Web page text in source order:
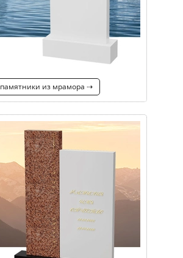
памятники из мрамора ⇢